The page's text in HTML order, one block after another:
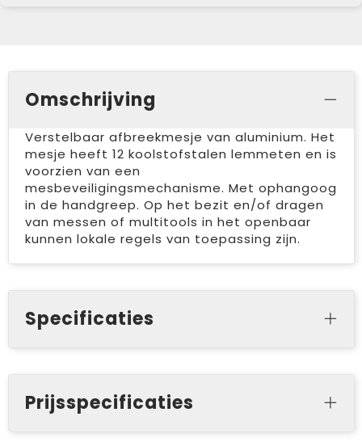
Omschrijving
Verstelbaar afbreekmesje van aluminium. Het
mesje heeft 12 koolstofstalen lemmeten en is
voorzien van een
mesbeveiligingsmechanisme. Met ophangoog
in de handgreep. Op het bezit en/of dragen
van messen of multitools in het openbaar
kunnen lokale regels van toepassing zijn.
Specificaties
Prijsspecificaties